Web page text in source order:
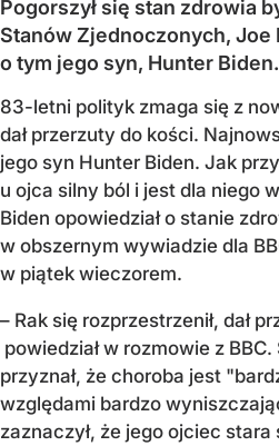
Pogorszył się stan zdrowia
Stanów Zjednoczonych, Joe
o tym jego syn, Hunter Biden.
83-letni polityk zmaga się z
dał przerzuty do kości.
jego syn Hunter Biden. Jak
u ojca silny ból i jest dla niego
Biden opowiedział o stanie
w obszernym wywiadzie dla
w piątek wieczorem.
– Rak się rozprzestrzenił, dał
powiedział w rozmowie z
przyznał, że choroba jest
względami bardzo
zaznaczył, że jego ojciec